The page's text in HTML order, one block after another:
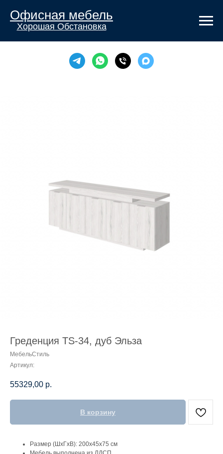
Офисная мебель
Хорошая Обстановка
Греденция TS-34, дуб Эльза
МебельСтиль
Артикул:
55329,00 р.
В корзину
Размер (ШхГхВ): 200х45х75 см